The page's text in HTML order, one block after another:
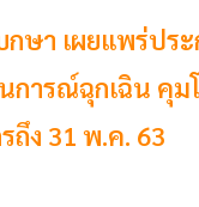
กษา เผยแพร่ปร
การณ์ฉุกเฉิน คุม
ถึง 31 พ.ค. 63